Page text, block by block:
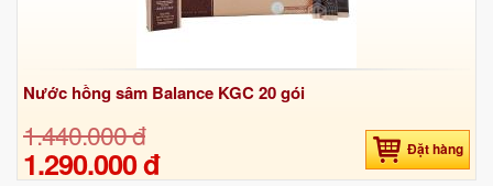
Nước hồng sâm Balance KGC 20 gói
1.440.000 đ
1.290.000 đ Đặt hàng